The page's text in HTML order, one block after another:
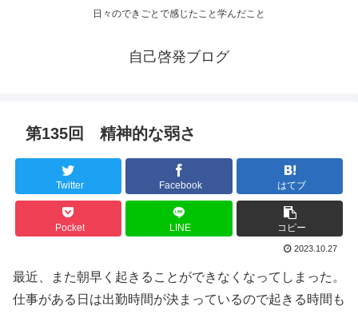
日々のできごとで感じたこと学んだこと
自己啓発ブログ
第135回 精神的な弱さ
Twitter Facebook はてブ
Pocket LINE コピー
2023.10.27
最近、また朝早く起きることができなくなってしまった。
仕事がある日は出勤時間が決まっているので起きる時間も